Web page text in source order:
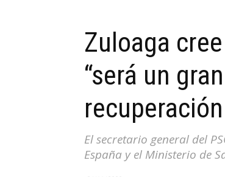
Cantabria
Zuloaga
“será un
El secretario general del
España y el Ministerio de